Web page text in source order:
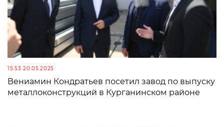
15:53 20.05.2025
Вениамин Кондратьев посетил завод по выпуску
металлоконструкций в Курганинском районе